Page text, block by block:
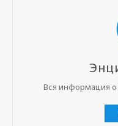
Вся информация о